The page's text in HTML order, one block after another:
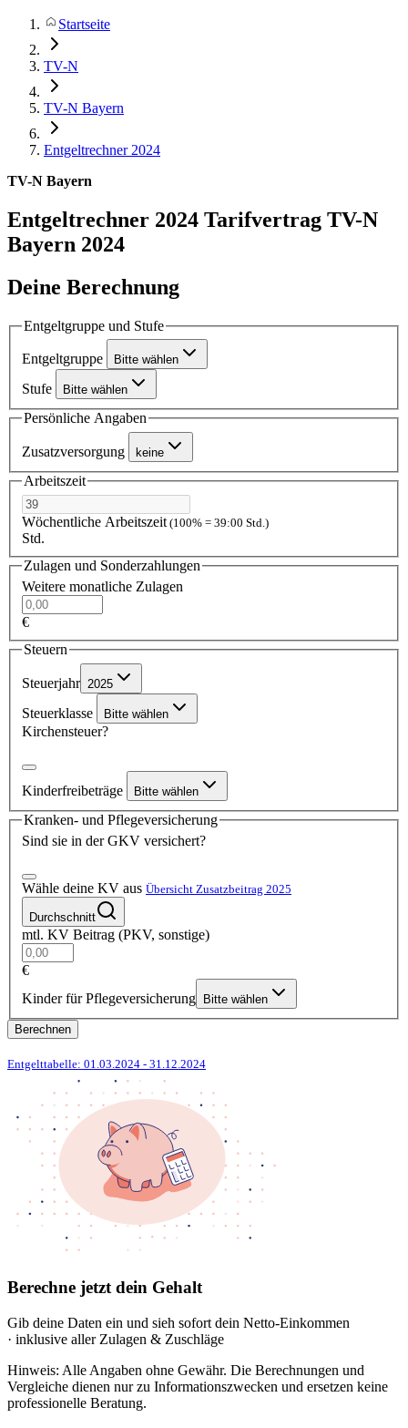
Startseite
TV-N
TV-N Bayern
Entgeltrechner 2024
TV-N Bayern
Entgeltrechner 2024 Tarifvertrag TV-N
Bayern 2024
Deine Berechnung
Entgeltgruppe und Stufe
Entgeltgruppe Bitte wählen
Stufe Bitte wählen
Persönliche Angaben
Zusatzversorgung keine
Arbeitszeit
Wöchentliche Arbeitszeit (100% = 39:00 Std.)
Std.
Zulagen und Sonderzahlungen
Weitere monatliche Zulagen
€
Steuern
Steuerjahr 2025
Steuerklasse Bitte wählen
Kirchensteuer?
Kinderfreibeträge Bitte wählen
Kranken- und Pflegeversicherung
Sind sie in der GKV versichert?
Wähle deine KV aus Übersicht Zusatzbeitrag 2025
Durchschnitt
mtl. KV Beitrag (PKV, sonstige)
€
Kinder für Pflegeversicherung
Bitte wählen
Berechnen
Entgelttabelle: 01.03.2024 - 31.12.2024
Berechne jetzt dein Gehalt
Gib deine Daten ein und sieh sofort dein Netto-Einkommen
· inklusive aller Zulagen & Zuschläge
Hinweis: Alle Angaben ohne Gewähr. Die Berechnungen und
Vergleiche dienen nur zu Informationszwecken und ersetzen keine
professionelle Beratung.